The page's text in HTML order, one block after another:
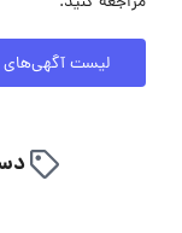
لیست آگهی‌های